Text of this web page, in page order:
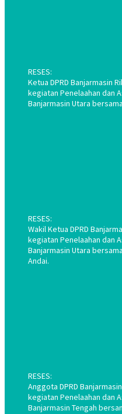
RESES:
Ketua DPRD Banjarmasin
kegiatan Penelaahan dan
Banjarmasin Utara
RESES:
Wakil Ketua DPRD
kegiatan Penelaahan dan
Banjarmasin Utara
Andai.
RESES:
Anggota DPRD
kegiatan Penelaahan dan
Banjarmasin Tengah